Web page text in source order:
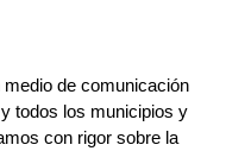
de comunicación
todos los municipios y
con rigor sobre la